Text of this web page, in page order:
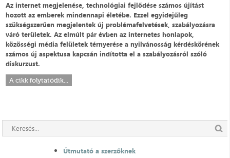
Az internet megjelenése, technológiai fejlődése számos újítást
hozott az emberek mindennapi életébe. Ezzel egyidejűleg
szükségszerűen megjelentek új problémafelvetések, szabályozásra
váró területek. Az elmúlt pár évben az internetes honlapok,
közösségi média felületek térnyerése a nyilvánosság kérdéskörének
számos új aspektusa kapcsán indította el a szabályozásról szóló
diskurzust.
A cikk folytatódik...
Útmutató a szerzőknek